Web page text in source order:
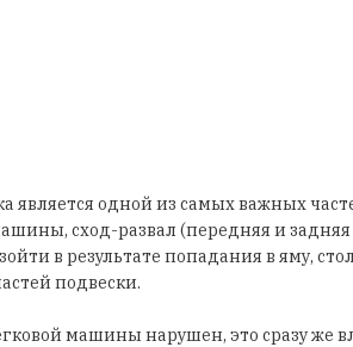
является одной из самых важных
сход-развал (передняя и
в результате попадания в яму,
подвески.
машины нарушен, это сразу же